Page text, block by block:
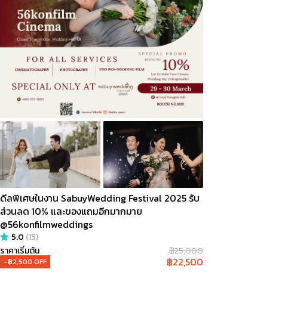
ดีลพิเศษในงาน SabuyWedding Festival 2025 รับ
ส่วนลด 10% และของแถมอีกมากมาย
@56konfilmweddings
5.0 (15)
ราคาเริ่มต้น
฿25,000
-฿2,500 OFF ฿22,500